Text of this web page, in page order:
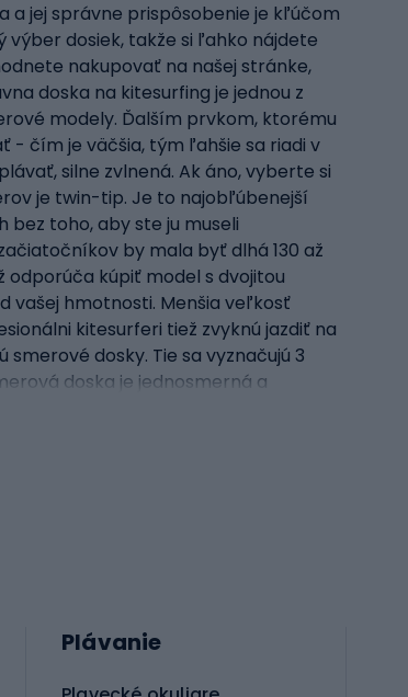
a jej správne prispôsobenie je kľúčom
výber dosiek, takže si ľahko nájdete
nakupovať na našej stránke,
doska na kitesurfing je jednou z
modely. Ďalším prvkom, ktorému
- čím je väčšia, tým ľahšie sa riadi v
silne zvlnená. Ak áno, vyberte si
je twin-tip. Je to najobľúbenejší
bez toho, aby ste ju museli
by mala byť dlhá 130 až
kúpiť model s dvojitou
vašej hmotnosti. Menšia veľkosť
kitesurferi tiež zvyknú jazdiť na
dosky. Tie sa vyznačujú 3
doska je jednosmerná a
značiekV našom sortimente
z najkvalitnejších materiálov od
Plávanie